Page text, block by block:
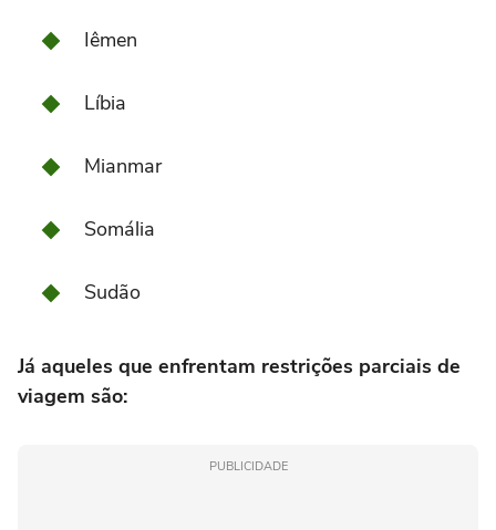
Iêmen
Líbia
Mianmar
Somália
Sudão
Já aqueles que enfrentam restrições parciais de
viagem são:
PUBLICIDADE